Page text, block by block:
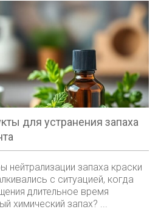
для устранения запаха
запаха краски
с ситуацией, когда
длительное время
химический запах? ...